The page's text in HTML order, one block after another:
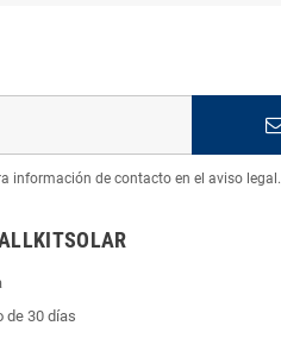
información de contacto en el aviso legal.
de 30 días